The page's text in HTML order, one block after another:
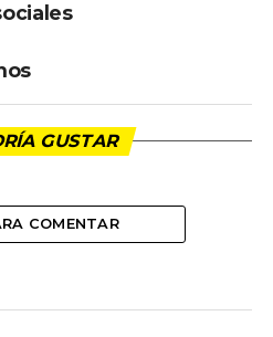
GUSTAR
COMENTAR